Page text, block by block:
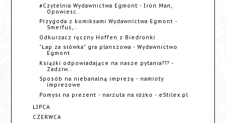
#Czytelnia Wydawnictwa Egmont - Iron Man,
Opowieśc...
Przygoda z komiksami Wydawnictwa Egmont -
Smerfuś,...
Odkurzacz ręczny Hoffen z Biedronki
"Łap za słówka" gra planszowa - Wydawnictwo
Egmont
Książki odpowiadające na nasze pytania??? -
Zadziw...
Sposób na niebanalną imprezę - namioty
imprezowe
Pomysł na prezent - narzuta na łóżko - eStilex.pl
LIPCA
CZERWCA